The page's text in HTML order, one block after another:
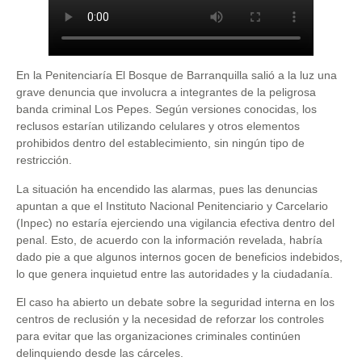
En la Penitenciaría El Bosque de Barranquilla salió a la luz una
grave denuncia que involucra a integrantes de la peligrosa
banda criminal Los Pepes. Según versiones conocidas, los
reclusos estarían utilizando celulares y otros elementos
prohibidos dentro del establecimiento, sin ningún tipo de
restricción.
La situación ha encendido las alarmas, pues las denuncias
apuntan a que el Instituto Nacional Penitenciario y Carcelario
(Inpec) no estaría ejerciendo una vigilancia efectiva dentro del
penal. Esto, de acuerdo con la información revelada, habría
dado pie a que algunos internos gocen de beneficios indebidos,
lo que genera inquietud entre las autoridades y la ciudadanía.
El caso ha abierto un debate sobre la seguridad interna en los
centros de reclusión y la necesidad de reforzar los controles
para evitar que las organizaciones criminales continúen
delinquiendo desde las cárceles.